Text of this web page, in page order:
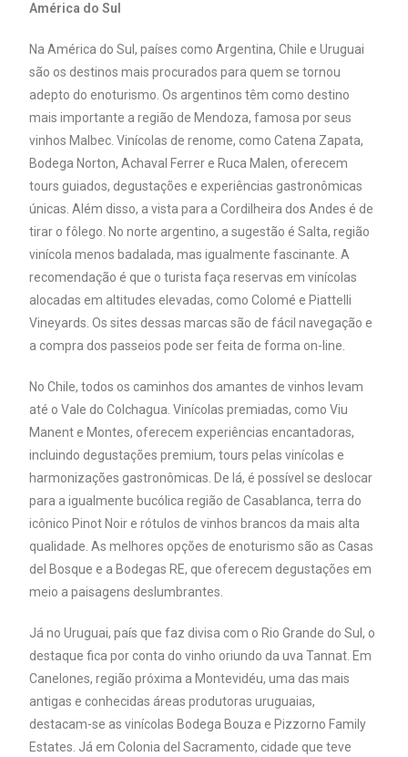
América do Sul
Na América do Sul, países como Argentina, Chile e Uruguai
são os destinos mais procurados para quem se tornou
adepto do enoturismo. Os argentinos têm como destino
mais importante a região de Mendoza, famosa por seus
vinhos Malbec. Vinícolas de renome, como Catena Zapata,
Bodega Norton, Achaval Ferrer e Ruca Malen, oferecem
tours guiados, degustações e experiências gastronômicas
únicas. Além disso, a vista para a Cordilheira dos Andes é de
tirar o fôlego. No norte argentino, a sugestão é Salta, região
vinícola menos badalada, mas igualmente fascinante. A
recomendação é que o turista faça reservas em vinícolas
alocadas em altitudes elevadas, como Colomé e Piattelli
Vineyards. Os sites dessas marcas são de fácil navegação e
a compra dos passeios pode ser feita de forma on-line.
No Chile, todos os caminhos dos amantes de vinhos levam
até o Vale do Colchagua. Vinícolas premiadas, como Viu
Manent e Montes, oferecem experiências encantadoras,
incluindo degustações premium, tours pelas vinícolas e
harmonizações gastronômicas. De lá, é possível se deslocar
para a igualmente bucólica região de Casablanca, terra do
icônico Pinot Noir e rótulos de vinhos brancos da mais alta
qualidade. As melhores opções de enoturismo são as Casas
del Bosque e a Bodegas RE, que oferecem degustações em
meio a paisagens deslumbrantes.
Já no Uruguai, país que faz divisa com o Rio Grande do Sul, o
destaque fica por conta do vinho oriundo da uva Tannat. Em
Canelones, região próxima a Montevidéu, uma das mais
antigas e conhecidas áreas produtoras uruguaias,
destacam-se as vinícolas Bodega Bouza e Pizzorno Family
Estates. Já em Colonia del Sacramento, cidade que teve